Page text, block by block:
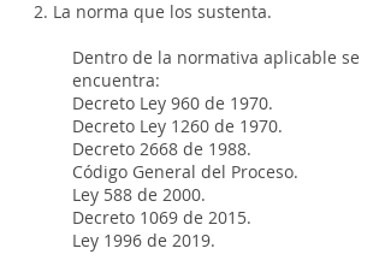
2. La norma que los sustenta.
Dentro de la normativa aplicable se
encuentra:
Decreto Ley 960 de 1970.
Decreto Ley 1260 de 1970.
Decreto 2668 de 1988.
Código General del Proceso.
Ley 588 de 2000.
Decreto 1069 de 2015.
Ley 1996 de 2019.